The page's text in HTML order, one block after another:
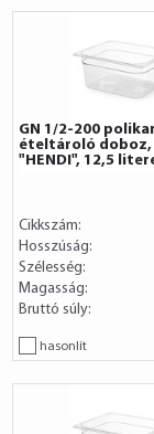
GN 1/2-200
ételtároló
"HENDI", 12,5
Cikkszám:
Hosszúság:
Szélesség:
Magasság:
Bruttó súly:
hasonlít